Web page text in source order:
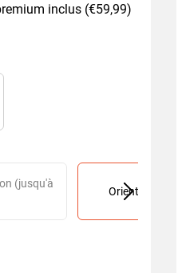
inclus (€59,99)
(jusqu'à
Orientable